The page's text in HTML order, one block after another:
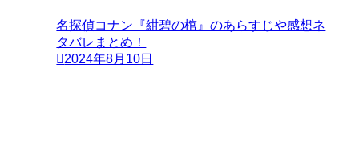
名探偵コナン『紺碧の棺』のあらすじや感想ネ
タバレまとめ！
2024年8月10日